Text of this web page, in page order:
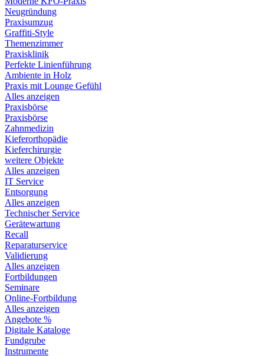
Neugründung
Praxisumzug
Graffiti-Style
Themenzimmer
Praxisklinik
Perfekte Linienführung
Ambiente in Holz
Praxis mit Lounge Gefühl
Alles anzeigen
Praxisbörse
Praxisbörse
Zahnmedizin
Kieferorthopädie
Kieferchirurgie
weitere Objekte
Alles anzeigen
IT Service
Entsorgung
Alles anzeigen
Technischer Service
Gerätewartung
Recall
Reparaturservice
Validierung
Alles anzeigen
Fortbildungen
Seminare
Online-Fortbildung
Alles anzeigen
Angebote %
Digitale Kataloge
Fundgrube
Instrumente